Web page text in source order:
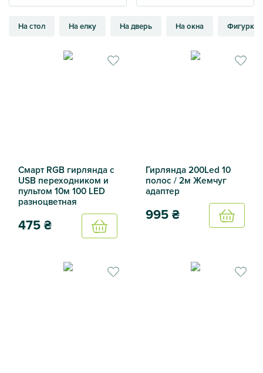
На стол На елку На дверь На окна Фигурки
Смарт RGB гирлянда с
USB переходником и
пультом 10м 100 LED
разноцветная
475₴
Купить
Гирлянда 200Led 10
полос / 2м Жемчуг
адаптер
995₴
Купить